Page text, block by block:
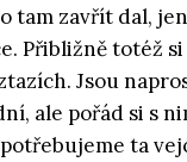
tam zavřít dal,
Přibližně totéž
Jsou
ale pořád si s
ta